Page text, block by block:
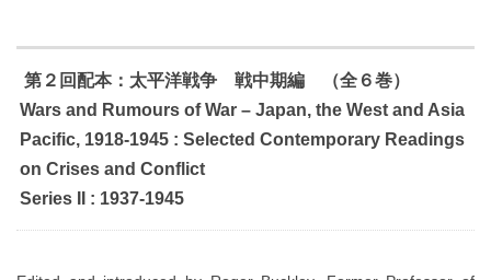
第２回配本：太平洋戦争 戦中期編 （全６巻）
Wars and Rumours of War – Japan, the West and Asia
Pacific, 1918-1945 : Selected Contemporary Readings
on Crises and Conflict
Series II : 1937-1945